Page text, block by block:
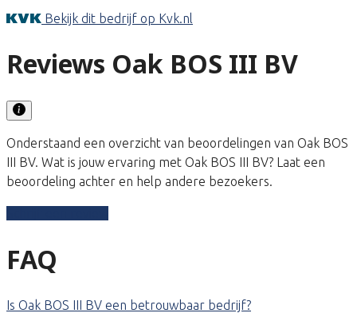
Bekijk dit bedrijf op Kvk.nl
Reviews Oak BOS III BV
Onderstaand een overzicht van beoordelingen van Oak BOS
III BV. Wat is jouw ervaring met Oak BOS III BV? Laat een
beoordeling achter en help andere bezoekers.
FAQ
Is Oak BOS III BV een betrouwbaar bedrijf?